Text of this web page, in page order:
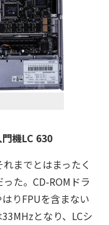
機LC 630
までとはまったく
た。CD-ROMドラ
りFPUを含まない
となり、LCシ